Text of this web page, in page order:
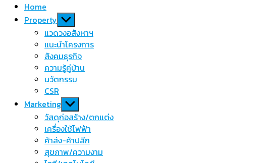
Home
Property Show
sub
menu
แวดวงอสังหาฯ
แนะนำโครงการ
สังคมธุรกิจ
ความรู้คู่บ้าน
นวัตกรรม
CSR
Marketing Show
sub
menu
วัสดุก่อสร้าง/ตกแต่ง
เครื่องใช้ไฟฟ้า
ค้าส่ง-ค้าปลีก
สุขภาพ/ความงาม